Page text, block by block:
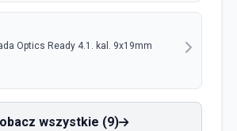
Optics Ready 4.1. kal. 9x19mm
wszystkie (9)